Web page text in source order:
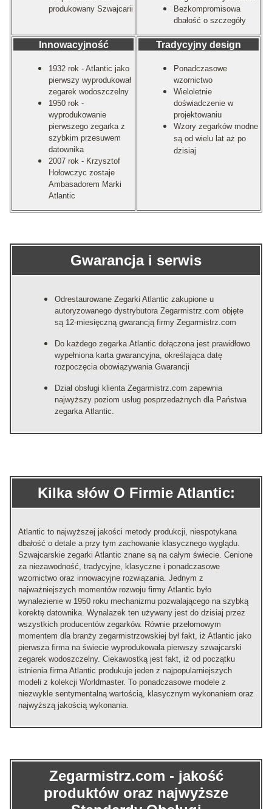
produkowany Szwajcarii
Bezkompromisowa
dbałość o szczegóły
Innowacyjność
1932 rok - Atlantic jako
pierwszy wyprodukował
zegarek wodoszczelny
1950 rok -
wyprodukowanie
pierwszego zegarka z
szybkim przesuwem
datownika
2007 rok - Krzysztof
Hołowczyc zostaje
Ambasadorem Marki
Atlantic
Tradycyjny design
Ponadczasowe
wzornictwo
Wieloletnie
doświadczenie w
projektowaniu
Wzory zegarków modne
są od wielu lat aż po
dzisiaj
Gwarancja i serwis
Odrestaurowane Zegarki Atlantic zakupione u
autoryzowanego dystrybutora Zegarmistrz.com objęte
są 12-miesięczną gwarancją firmy Zegarmistrz.com
Do każdego zegarka Atlantic dołączona jest prawidłowo
wypełniona karta gwarancyjna, określająca datę
rozpoczęcia obowiązywania Gwarancji
Dział obsługi klienta Zegarmistrz.com zapewnia
najwyższy poziom usług posprzedażnych dla Państwa
zegarka Atlantic.
Kilka słów O Firmie Atlantic:
Atlantic to najwyższej jakości metody produkcji, niespotykana
dbałość o detale a przy tym zachowanie klasycznego wyglądu.
Szwajcarskie zegarki Atlantic znane są na całym świecie. Cenione
za niezawodność, tradycyjne, klasyczne i ponadczasowe
wzornictwo oraz innowacyjne rozwiązania. Jednym z
najważniejszych momentów rozwoju firmy Atlantic było
wynalezienie w 1950 roku mechanizmu pozwalającego na szybką
korektę datownika. Wynalazek ten używany jest do dzisiaj przez
wszystkich producentów zegarków. Równie przełomowym
momentem dla branży zegarmistrzowskiej był fakt, iż Atlantic jako
pierwsza firma na świecie wyprodukowała pierwszy szwajcarski
zegarek wodoszczelny. Ciekawostką jest fakt, iż od początku
istnienia firma Atlantic produkuje jeden z najpopularniejszych
modeli z kolekcji Worldmaster. To ponadczasowe modele z
niezwykle sentymentalną wartością, klasycznym wykonaniem oraz
najwyższą jakością wykonania.
Zegarmistrz.com - jakość
produktów oraz najwyższe